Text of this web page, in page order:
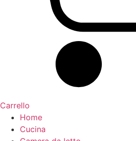
Carrello
Home
Cucina